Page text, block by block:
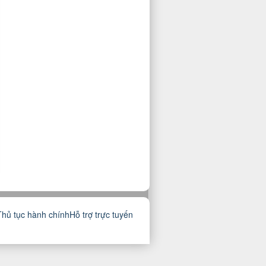
tục hành chínhHỗ trợ trực tuyến